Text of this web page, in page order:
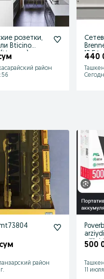
розетки,
Bticino
район
13.5А
440
район
qilib
500
11